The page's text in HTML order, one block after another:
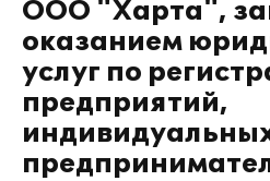
ООО "Харта",
оказанием
услуг по
предприятий,